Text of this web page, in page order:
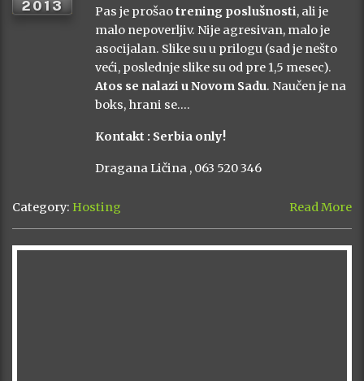
2013 Pas je prošaotrening poslušnosti, ali je
malo nepoverljiv. Nije agresivan, malo je
asocijalan. Slike su u prilogu (sad je nešto
veći, poslednje slike su od pre 1,5 mesec).
Atos se nalazi u Novom Sadu. Naučen je na
boks, hrani se….
Kontakt : Serbia only!
Dragana Ličina , 063 520 346
Category: Hosting Read More